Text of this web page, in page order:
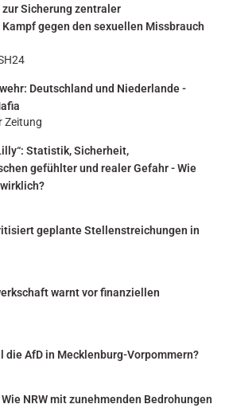
Sicherung zentraler
gegen den sexuellen Missbrauch
Deutschland und Niederlande -
Zeitung
Statistik, Sicherheit,
gefühlter und realer Gefahr - Wie
geplante Stellenstreichungen in
warnt vor finanziellen
die AfD in Mecklenburg-Vorpommern?
NRW mit zunehmenden Bedrohungen